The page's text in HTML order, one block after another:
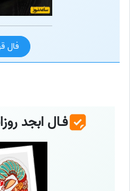
فال
فـال ابجد